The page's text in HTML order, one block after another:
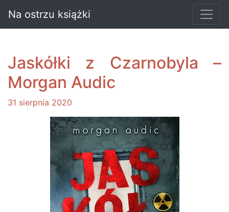
Na ostrzu książki
Jaskółki z Czarnobyla –
Morgan Audic
31 sierpnia 2020